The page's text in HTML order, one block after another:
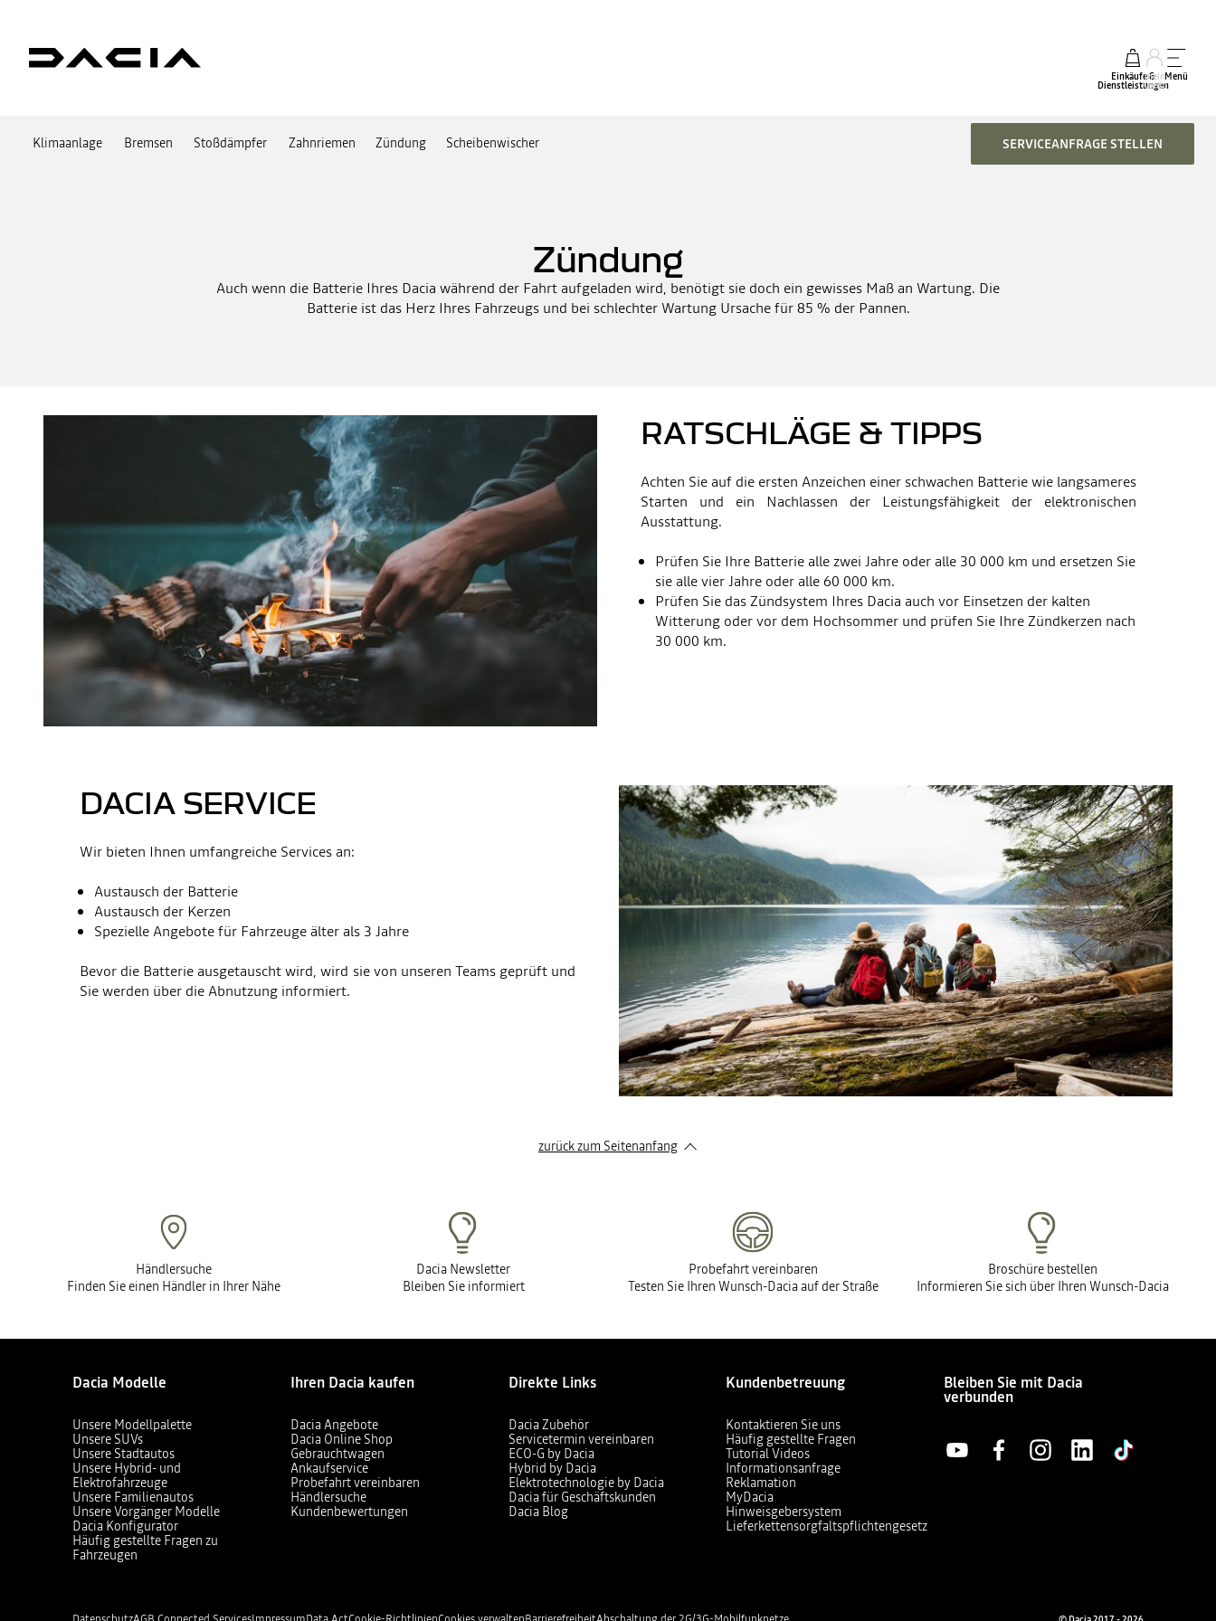
Einkäufe &
Dienstleistungen
mein
Konto
Menü
Klimaanlage Bremsen Stoßdämpfer Zahnriemen Zündung Scheibenwischer SERVICEANFRAGE STELLEN
Zündung
Auch wenn die Batterie Ihres Dacia während der Fahrt aufgeladen wird, benötigt sie doch ein gewisses Maß an Wartung. Die
Batterie ist das Herz Ihres Fahrzeugs und bei schlechter Wartung Ursache für 85 % der Pannen.
RATSCHLÄGE & TIPPS
Achten Sie auf die ersten Anzeichen einer schwachen Batterie wie langsameres
Starten und ein Nachlassen der Leistungsfähigkeit der elektronischen
Ausstattung.
Prüfen Sie Ihre Batterie alle zwei Jahre oder alle 30 000 km und ersetzen Sie
sie alle vier Jahre oder alle 60 000 km.
Prüfen Sie das Zündsystem Ihres Dacia auch vor Einsetzen der kalten
Witterung oder vor dem Hochsommer und prüfen Sie Ihre Zündkerzen nach
30 000 km.
DACIA SERVICE
Wir bieten Ihnen umfangreiche Services an:
Austausch der Batterie
Austausch der Kerzen
Spezielle Angebote für Fahrzeuge älter als 3 Jahre
Bevor die Batterie ausgetauscht wird, wird sie von unseren Teams geprüft und
Sie werden über die Abnutzung informiert.
zurück zum Seitenanfang
Händlersuche
Finden Sie einen Händler in Ihrer Nähe
Dacia Newsletter
Bleiben Sie informiert
Probefahrt vereinbaren
Testen Sie Ihren Wunsch-Dacia auf der Straße
Broschüre bestellen
Informieren Sie sich über Ihren Wunsch-Dacia
Dacia Modelle
Unsere Modellpalette
Unsere SUVs
Unsere Stadtautos
Unsere Hybrid- und
Elektrofahrzeuge
Unsere Familienautos
Unsere Vorgänger Modelle
Dacia Konfigurator
Häufig gestellte Fragen zu
Fahrzeugen
Ihren Dacia kaufen
Dacia Angebote
Dacia Online Shop
Gebrauchtwagen
Ankaufservice
Probefahrt vereinbaren
Händlersuche
Kundenbewertungen
Direkte Links
Dacia Zubehör
Servicetermin vereinbaren
ECO-G by Dacia
Hybrid by Dacia
Elektrotechnologie by Dacia
Dacia für Geschäftskunden
Dacia Blog
Kundenbetreuung
Kontaktieren Sie uns
Häufig gestellte Fragen
Tutorial Videos
Informationsanfrage
Reklamation
MyDacia
Hinweisgebersystem
Lieferkettensorgfaltspflichtengesetz
Bleiben Sie mit Dacia
verbunden